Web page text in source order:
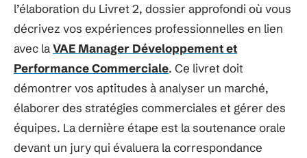
l’élaboration du Livret 2, dossier approfondi où vous
décrivez vos expériences professionnelles en lien
avec laVAE Manager Développement et
Performance Commerciale. Ce livret doit
démontrer vos aptitudes à analyser un marché,
élaborer des stratégies commerciales et gérer des
équipes. La dernière étape est la soutenance orale
devant un jury qui évaluera la correspondance